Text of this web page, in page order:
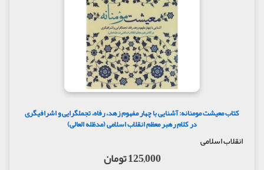
کتاب معیشت مومنانه: آشنایی با چهار مفهوم زهد، رفاه، تجملگرایی و اشرافیگری
در کلام رهبر معظم انقلاب اسلامی (مدظله العالی)
انقلاب اسلامی
125,000 تومان